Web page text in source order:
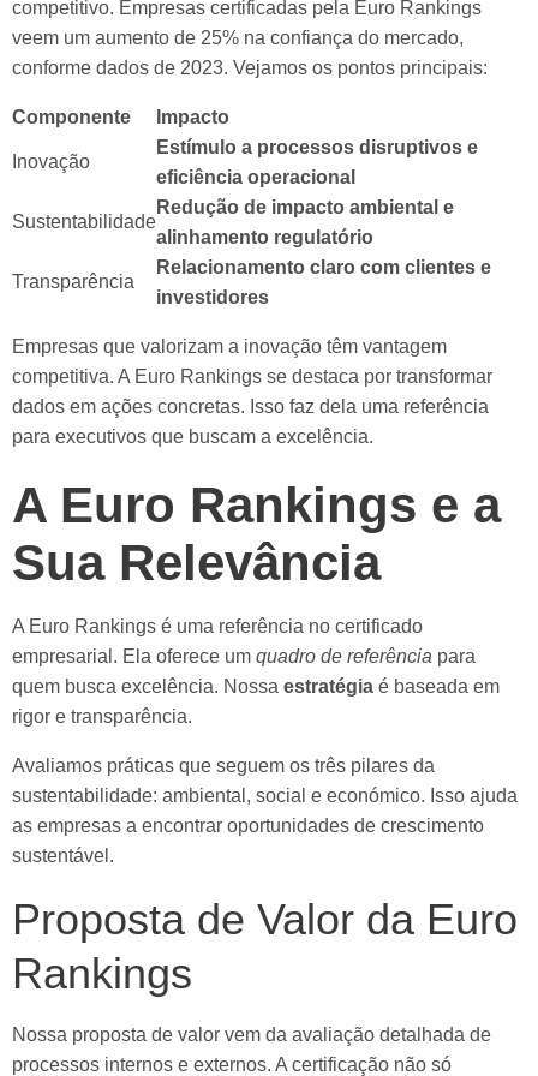
competitivo. Empresas certificadas pela Euro Rankings
veem um aumento de 25% na confiança do mercado,
conforme dados de 2023. Vejamos os pontos principais:
Componente Impacto
Inovação
Estímulo a processos disruptivos e
eficiência operacional
Sustentabilidade
Redução de impacto ambiental e
alinhamento regulatório
Transparência
Relacionamento claro com clientes e
investidores
Empresas que valorizam a inovação têm vantagem
competitiva. A Euro Rankings se destaca por transformar
dados em ações concretas. Isso faz dela uma referência
para executivos que buscam a excelência.
A Euro Rankings e a
Sua Relevância
A Euro Rankings é uma referência no certificado
empresarial. Ela oferece um quadro de referência para
quem busca excelência. Nossa estratégia é baseada em
rigor e transparência.
Avaliamos práticas que seguem os três pilares da
sustentabilidade: ambiental, social e económico. Isso ajuda
as empresas a encontrar oportunidades de crescimento
sustentável.
Proposta de Valor da Euro
Rankings
Nossa proposta de valor vem da avaliação detalhada de
processos internos e externos. A certificação não só